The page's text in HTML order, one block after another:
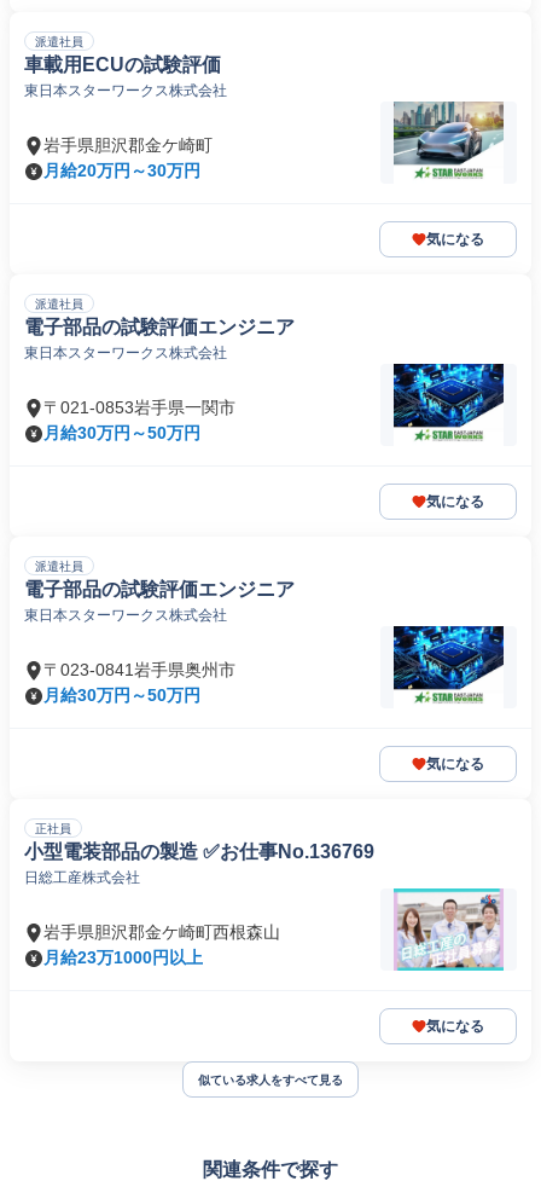
派遣社員
車載用ECUの試験評価
東日本スターワークス株式会社
岩手県胆沢郡金ケ崎町
月給20万円～30万円
気になる
派遣社員
電子部品の試験評価エンジニア
東日本スターワークス株式会社
〒021-0853岩手県一関市
月給30万円～50万円
気になる
派遣社員
電子部品の試験評価エンジニア
東日本スターワークス株式会社
〒023-0841岩手県奥州市
月給30万円～50万円
気になる
正社員
小型電装部品の製造 ✅お仕事No.136769
日総工産株式会社
岩手県胆沢郡金ケ崎町西根森山
月給23万1000円以上
気になる
似ている求人をすべて見る
関連条件で探す